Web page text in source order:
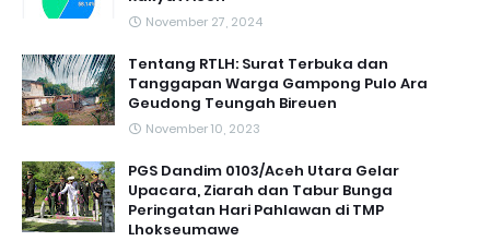
November 27, 2024
Tentang RTLH: Surat Terbuka dan
Tanggapan Warga Gampong Pulo Ara
Geudong Teungah Bireuen
November 10, 2023
PGS Dandim 0103/Aceh Utara Gelar
Upacara, Ziarah dan Tabur Bunga
Peringatan Hari Pahlawan di TMP
Lhokseumawe